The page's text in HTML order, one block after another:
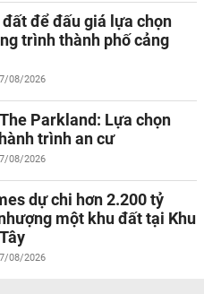
để đấu giá lựa chọn
trình thành phố cảng
08/2026
Parkland: Lựa chọn
trình an cư
08/2026
dự chi hơn 2.200 tỷ
một khu đất tại Khu
08/2026